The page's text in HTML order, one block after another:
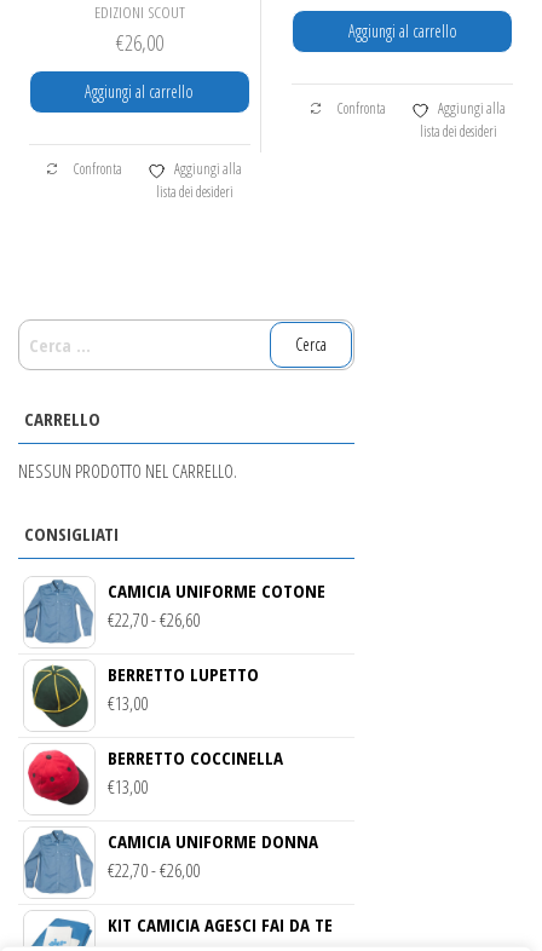
EDIZIONI SCOUT
€26,00
Aggiungi al carrello
Confronta
Aggiungi alla
lista dei desideri
Aggiungi al carrello
Confronta
Aggiungi alla
lista dei desideri
RICERCA
PER:
CARRELLO
NESSUN PRODOTTO NEL CARRELLO.
CONSIGLIATI
CAMICIA UNIFORME COTONE
€22,70-€26,60FASCIA
PREZZO:
A
BERRETTO LUPETTO
€13,00
BERRETTO COCCINELLA
€13,00
CAMICIA UNIFORME DONNA
€22,70-€26,00FASCIA
PREZZO:
KIT CAMICIA AGESCI FAI DA TE